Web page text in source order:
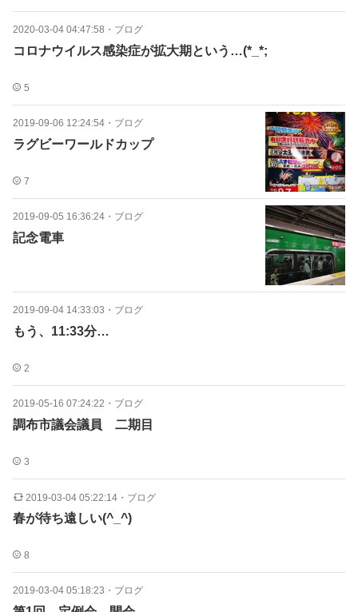
2020-03-04 04:47:58 ・ ブログ
コロナウイルス感染症が拡大期という…(*_*;
5
2019-09-06 12:24:54 ・ ブログ
ラグビーワールドカップ
7
2019-09-05 16:36:24 ・ ブログ
記念電車
2019-09-04 14:33:03 ・ ブログ
もう、11:33分…
2
2019-05-16 07:24:22 ・ ブログ
調布市議会議員 二期目
3
2019-03-04 05:22:14 ・ ブログ
春が待ち遠しい(^_^)
8
2019-03-04 05:18:23 ・ ブログ